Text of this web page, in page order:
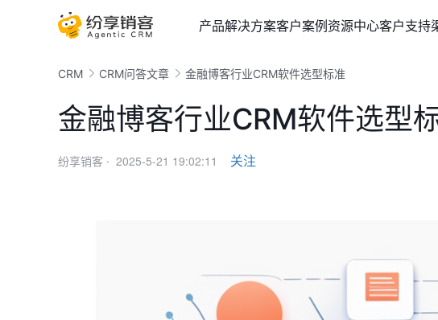
产品解决方案客户案例资源中心客户支持
CRM CRM问答文章 金融博客行业CRM软件选型标准
金融博客行业CRM软件选型
纷享销客 · 2025-5-21 19:02:11 关注